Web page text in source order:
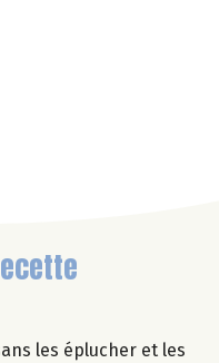
les éplucher et les